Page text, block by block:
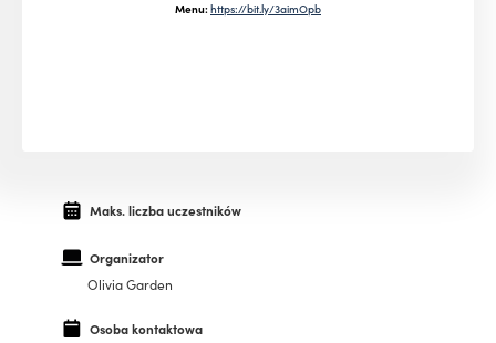
Menu:https://bit.ly/3aimOpb
Maks. liczba uczestników
Organizator
Olivia Garden
Osoba kontaktowa